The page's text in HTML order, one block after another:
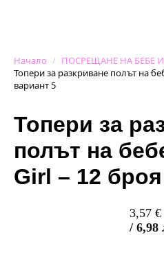
Начало
ПОСРЕЩАНЕ НА БЕБЕ
Топери за разкриване полът на
вариант 5
Топери за
полът на
Girl – 12
3,57 €
/ 6,98